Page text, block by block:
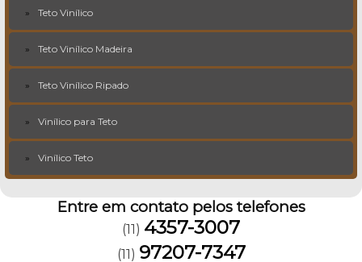
Teto Vinílico
Teto Vinílico Madeira
Teto Vinílico Ripado
Vinílico para Teto
Vinílico Teto
Entre em contato pelos telefones
(11) 4357-3007
(11) 97207-7347